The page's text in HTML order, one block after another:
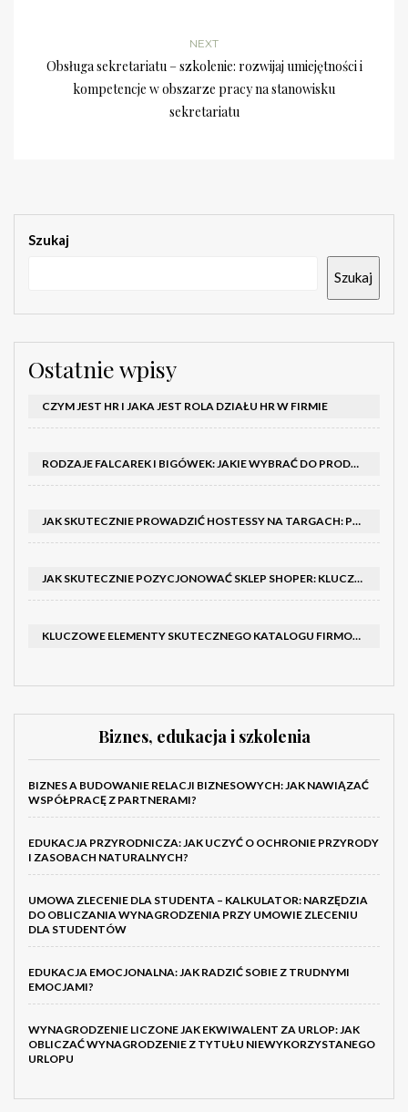
NEXT
Obsługa sekretariatu – szkolenie: rozwijaj umiejętności i
kompetencje w obszarze pracy na stanowisku
sekretariatu
Szukaj
Szukaj
Ostatnie wpisy
CZYM JEST HR I JAKA JEST ROLA DZIAŁU HR W FIRMIE
RODZAJE FALCAREK I BIGÓWEK: JAKIE WYBRAĆ DO PRODUKCJI?
JAK SKUTECZNIE PROWADZIĆ HOSTESSY NA TARGACH: PORADNIK I SZKOLENIA
JAK SKUTECZNIE POZYCJONOWAĆ SKLEP SHOPER: KLUCZOWE KROKI I STRATEGIE
KLUCZOWE ELEMENTY SKUTECZNEGO KATALOGU FIRMOWEGO I BROSZURY
Biznes, edukacja i szkolenia
BIZNES A BUDOWANIE RELACJI BIZNESOWYCH: JAK NAWIĄZAĆ
WSPÓŁPRACĘ Z PARTNERAMI?
EDUKACJA PRZYRODNICZA: JAK UCZYĆ O OCHRONIE PRZYRODY
I ZASOBACH NATURALNYCH?
UMOWA ZLECENIE DLA STUDENTA – KALKULATOR: NARZĘDZIA
DO OBLICZANIA WYNAGRODZENIA PRZY UMOWIE ZLECENIU
DLA STUDENTÓW
EDUKACJA EMOCJONALNA: JAK RADZIĆ SOBIE Z TRUDNYMI
EMOCJAMI?
WYNAGRODZENIE LICZONE JAK EKWIWALENT ZA URLOP: JAK
OBLICZAĆ WYNAGRODZENIE Z TYTUŁU NIEWYKORZYSTANEGO
URLOPU